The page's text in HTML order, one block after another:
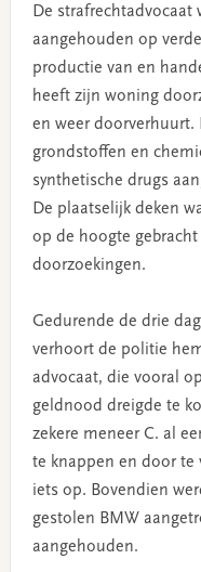
De strafrechtadvocaat
aangehouden op
productie van en
heeft zijn woning
en weer doorverhuurt.
grondstoffen en
synthetische drugs
De plaatselijk deken
op de hoogte
doorzoekingen.
Gedurende de drie
verhoort de politie
advocaat, die vooral
geldnood dreigde te
zekere meneer C. al
te knappen en door te
iets op. Bovendien
gestolen BMW
aangehouden.